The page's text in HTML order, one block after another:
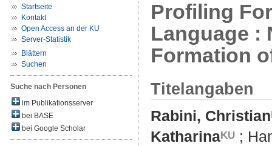
Startseite
Kontakt
Open Access an der KU
Server-Statistik
Blättern
Suchen
Suche nach Personen
im Publikationsserver
bei BASE
bei Google Scholar
Profiling
Language :
Formation
Titelangaben
Rabini, Christian
Katharina
;